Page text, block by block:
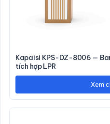
Kapaisi KPS-DZ-8006 —
tích hợp LPR
Xem